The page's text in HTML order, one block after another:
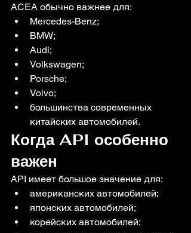
ACEA обычно важнее для:
Mercedes-Benz;
BMW;
Audi;
Volkswagen;
Porsche;
Volvo;
большинства современных
китайских автомобилей.
Когда API особенно
важен
API имеет большое значение для:
американских автомобилей;
японских автомобилей;
корейских автомобилей;